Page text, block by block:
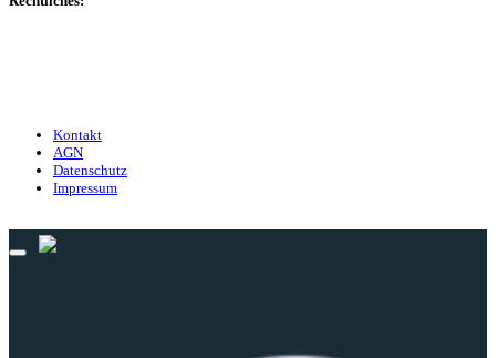
Kontakt
AGN
Datenschutz
Impressum